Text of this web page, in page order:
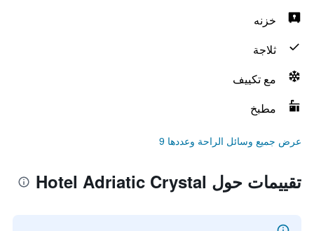
خزنه
ثلاجة
مع تكييف
مطبخ
عرض جميع وسائل الراحة وعددها 9
تقييمات حول Hotel Adriatic Crystal